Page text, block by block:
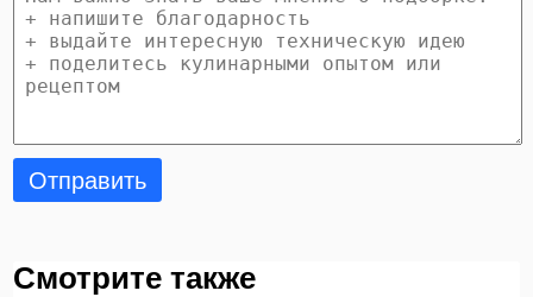
Отправить
Смотрите также